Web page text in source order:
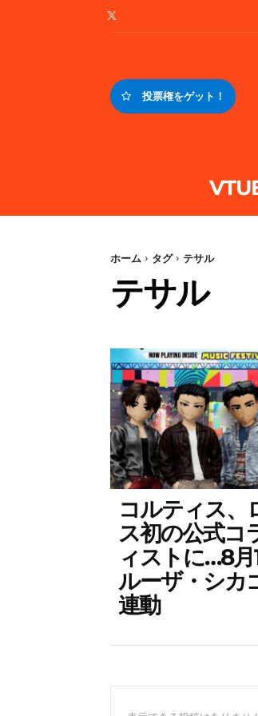
投票権をゲット！
ホーム タグ テサル
テサル
コルティス、
ス初の公式コ
ィストに…8
ルーザ・シカ
連動